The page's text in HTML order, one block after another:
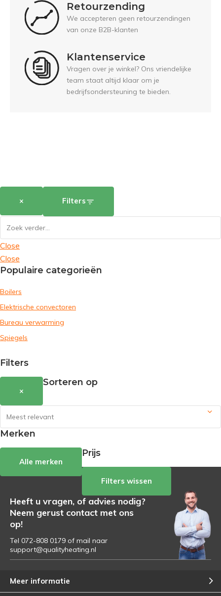
Retourzending
We accepteren geen retourzendingen
van onze B2B-klanten
Klantenservice
Vragen over je winkel? Ons vriendelijke
team staat altijd klaar om je
bedrijfsondersteuning te bieden.
× Filters
Close
Close
Populaire categorieën
Boilers
Elektrische convectoren
Bureau verwarming
Spiegels
Filters
×
Sorteren op
Merken
Alle merken
Prijs
Filters wissen
Heeft u vragen, of advies nodig?
Neem gerust contact met ons
op!
Tel 072-808 0179 of mail naar
support@qualityheating.nl
Meer informatie